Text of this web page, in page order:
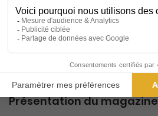
3€25 Tarif Kiosque : 6€
Prix par n° pendant 6 mois, puis 5,90
Présentation du magazine